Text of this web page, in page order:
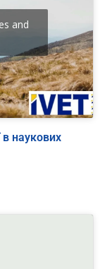
and
в наукових